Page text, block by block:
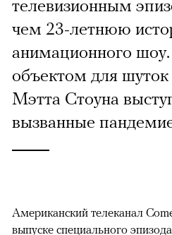
телевизионным
чем 23-летнюю
анимационного
объектом для
Мэтта Стоуна
вызванные
Американский телеканал
выпуске специального